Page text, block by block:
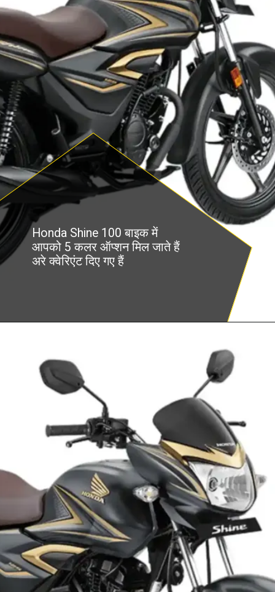
Honda Shine 100 बाइक में
आपको 5 कलर ऑप्शन मिल जाते हैं
अरे क्वेरिएंट दिए गए हैं